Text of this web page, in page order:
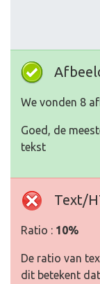
We vonden 8
Goed, de
tekst
Text/
Ratio : 10%
De ratio van
dit betekent